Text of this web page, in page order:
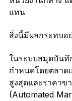
แทน
สิ่งนี้มีผลกระทบอ
ในระบบสมุดบันทึ
กำหนดโดยตลาด
สูงสุดและราคาข
(Automated